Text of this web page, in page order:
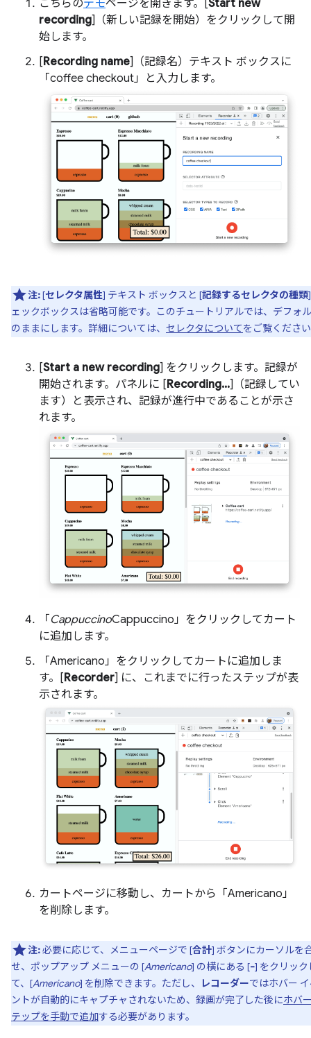
こちらのデモページを開きます。[ Start new
recording]（新しい記録を開始）をクリックして開
始します。
[Recording name]（記録名）テキスト ボックスに
「coffee checkout」と入力します。
注:[セレクタ属性] テキスト ボックスと [記録するセレクタの種類
ェックボックスは省略可能です。このチュートリアルでは、デフォ
のままにします。詳細については、 セレクタについてをご覧くださ
[Start a new recording] をクリックします。記録が
開始されます。パネルに [Recording...]（記録してい
ます）と表示され、記録が進行中であることが示さ
れます。
「 CappuccinoCappuccino」をクリックしてカート
に追加します。
「 Americano」をクリックしてカートに追加しま
す。[Recorder] に、これまでに行ったステップが表
示されます。
カートページに移動し、カートから「 Americano」
を削除します。
注:必要に応じて、メニューページで [合計] ボタンにカーソルを
せ、ポップアップ メニューの [Americano] の横にある [-] をクリック
て、[Americano] を削除できます。ただし、 レコーダーではホバー
ントが自動的にキャプチャされないため、録画が完了した後にホバ
テップを手動で追加する必要があります。